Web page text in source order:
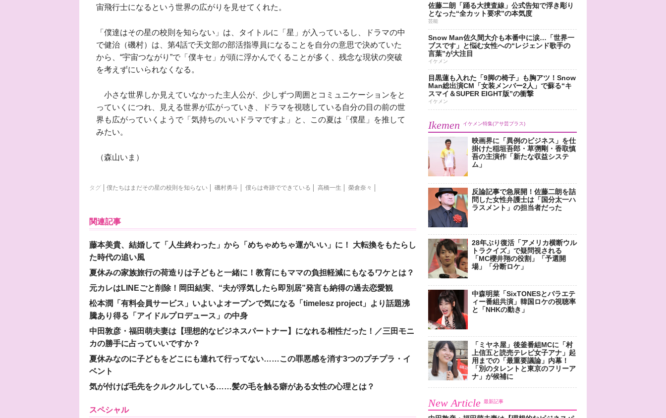
宙飛行士になるという世界の広がりを見せてくれた。
「僕達はその星の校則を知らない」は、タイトルに「星」が入っているし、ドラマの中
で健治（磯村）は、第4話で天文部の部活指導員になることを自分の意思で決めていた
から、“宇宙つながり”で「僕キセ」が頭に浮かんでくることが多く、残念な現状の突破
を考えずにいられなくなる。
小さな世界しか見えていなかった主人公が、少しずつ周囲とコミュニケーションをと
っていくにつれ、見える世界が広がっていき、ドラマを視聴している自分の目の前の世
界も広がっていくようで「気持ちのいいドラマですよ」と、この夏は「僕星」を推して
みたい。
（森山いま）
タグ 僕たちはまだその星の校則を知らない 磯村勇斗 僕らは奇跡でできている 高橋一生 榮倉奈々
関連記事
藤本美貴、結婚して「人生終わった」から「めちゃめちゃ運がいい」に！ 大転換をもたらし
た時代の追い風
夏休みの家族旅行の荷造りは子どもと一緒に！教育にもママの負担軽減にもなるワケとは？
元カレはLINEごと削除！岡田結実、“夫が浮気したら即別居”発言も納得の過去恋愛観
松本潤「有料会員サービス」いよいよオープンで気になる「timelesz project」より話題沸
騰あり得る「アイドルプロデュース」の中身
中田敦彦・福田萌夫妻は【理想的なビジネスパートナー】になれる相性だった！／三田モニ
カの勝手に占っていいですか？
夏休みなのに子どもをどこにも連れて行ってない……この罪悪感を消す3つのプチプラ・イ
ベント
気が付けば毛先をクルクルしている……髪の毛を触る癖がある女性の心理とは？
スペシャル
佐藤二朗「踊る大捜査線」公式告知で浮き彫り
となった“全カット要求”の本気度
芸能
Snow Man佐久間大介も本番中に涙…「世界一
ブスです」と悩む女性への“レジェンド歌手の
言葉”が大注目
イケメン
目黒蓮も入れた「9脚の椅子」も胸アツ！Snow
Man総出演CM「女装メンバー2人」で蘇る“キ
スマイ＆SUPER EIGHT版”の衝撃
イケメン
Ikemen イケメン特集(アサ芸プラス)
映画界に「異例のビジネス」を仕
掛けた稲垣吾郎・草彅剛・香取慎
吾の主演作「新たな収益システ
ム」
反論記事で急展開！佐藤二朗を詰
問した女性弁護士は「国分太一ハ
ラスメント」の担当者だった
28年ぶり復活「アメリカ横断ウル
トラクイズ」で疑問視される
「MC櫻井翔の役割」「予選開
場」「分断ロケ」
中森明菜「SixTONESとバラエテ
ィー番組共演」韓国ロケの視聴率
と「NHKの動き」
「ミヤネ屋」後釜番組MCに「村
上信五と読売テレビ女子アナ」起
用までの「最重要議論」内幕！
「別のタレントと東京のフリーア
ナ」が候補に
New Article 最新記事